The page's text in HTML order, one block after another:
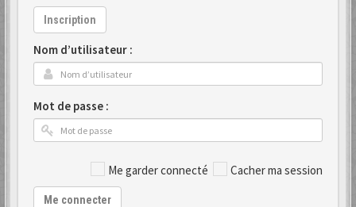
Inscription
Nom d’utilisateur :
Mot de passe :
Me garder connecté Cacher ma session
Me connecter